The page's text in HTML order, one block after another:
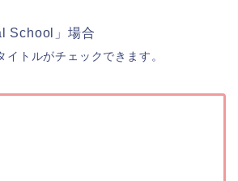
School」場合
トルがチェックできます。